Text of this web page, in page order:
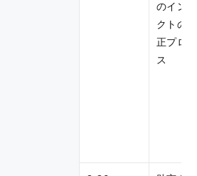
のイン
クトの
正プロ
ス